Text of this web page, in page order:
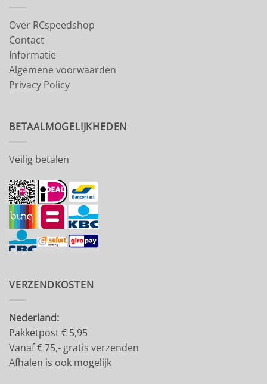
Over RCspeedshop
Contact
Informatie
Algemene voorwaarden
Privacy Policy
BETAALMOGELIJKHEDEN
Veilig betalen
VERZENDKOSTEN
Nederland:
Pakketpost € 5,95
Vanaf € 75,- gratis verzenden
Afhalen is ook mogelijk